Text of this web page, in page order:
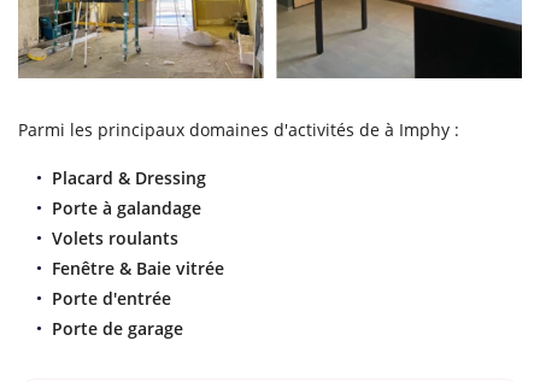
Parmi les principaux domaines d'activités de à Imphy :
Placard & Dressing
Porte à galandage
Volets roulants
Fenêtre & Baie vitrée
Porte d'entrée
Porte de garage